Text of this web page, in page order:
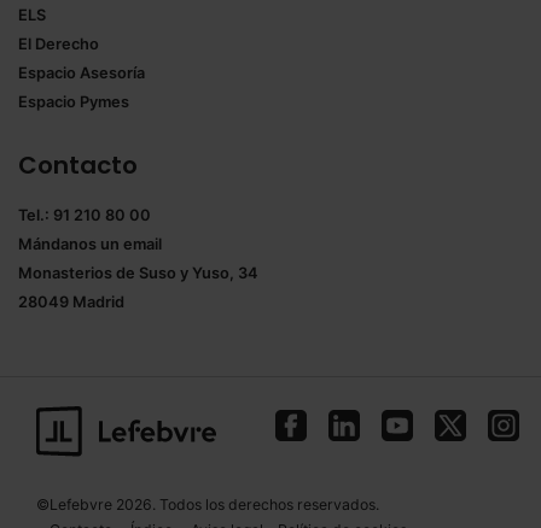
ELS
El Derecho
Espacio Asesoría
Espacio Pymes
Contacto
Tel.: 91 210 80 00
Mándanos un email
Monasterios de Suso y Yuso, 34
28049 Madrid
©Lefebvre 2026. Todos los derechos reservados.